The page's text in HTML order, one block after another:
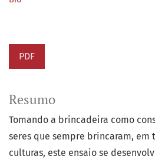
PDF
Resumo
Tomando a brincadeira como
seres que sempre brincaram, em
culturas, este ensaio se